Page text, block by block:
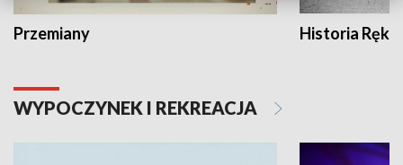
Przemiany Historia Ręką
WYPOCZYNEK I REKREACJA